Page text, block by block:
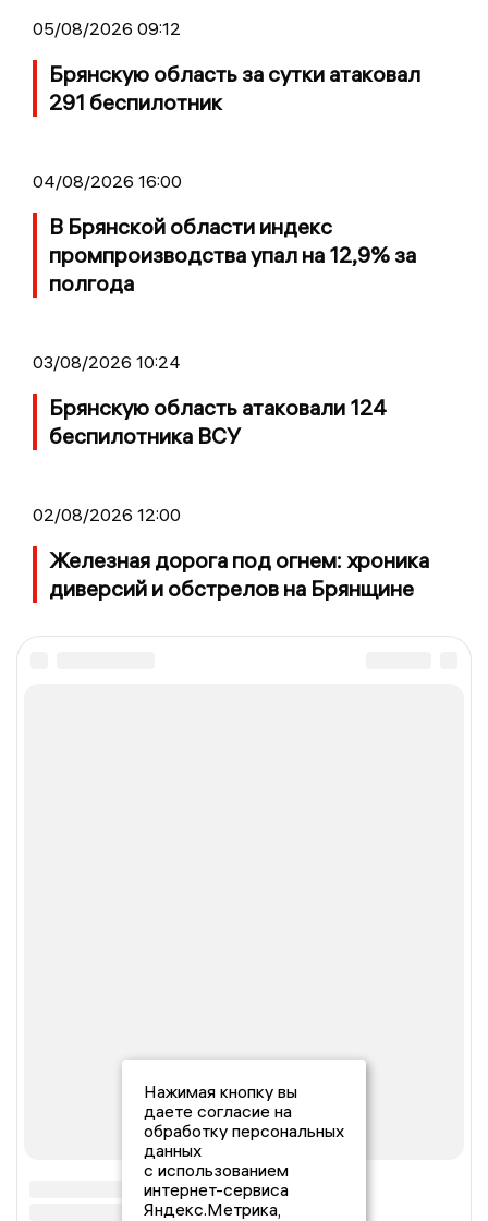
05/08/2026 09:12
Брянскую область за сутки атаковал
291 беспилотник
04/08/2026 16:00
В Брянской области индекс
промпроизводства упал на 12,9% за
полгода
03/08/2026 10:24
Брянскую область атаковали 124
беспилотника ВСУ
02/08/2026 12:00
Железная дорога под огнем: хроника
диверсий и обстрелов на Брянщине
Нажимая кнопку вы
даете согласие на
обработку персональных
данных
с использованием
интернет-сервиса
Яндекс.Метрика,